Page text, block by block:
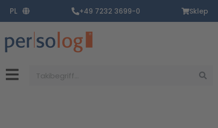
Inhalt
springen
PL +49 7232 3699-0 Sklep